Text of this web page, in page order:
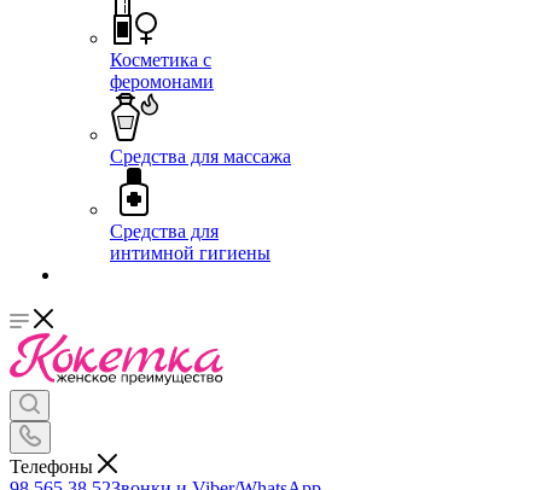
Косметика с
феромонами
Средства для массажа
Средства для
интимной гигиены
Телефоны